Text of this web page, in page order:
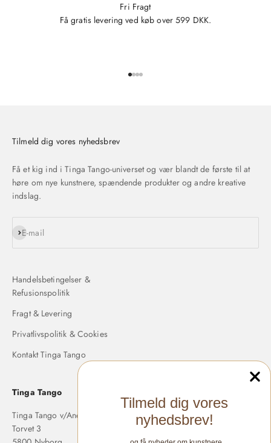
Fri Fragt
Få gratis levering ved køb over 599 DKK.
Tilmeld dig vores nyhedsbrev
Få et kig ind i Tinga Tango-universet og vær blandt de første til at
høre om nye kunstnere, spændende produkter og andre kreative
indslag.
E-mail
Abonnér
Handelsbetingelser &
Refusionspolitik
Fragt & Levering
Privatlivspolitik & Cookies
Kontakt Tinga Tango
Tinga Tango
Tinga Tango v/Anette Langholm
Torvet 3
Tilmeld dig vores
nyhedsbrev!